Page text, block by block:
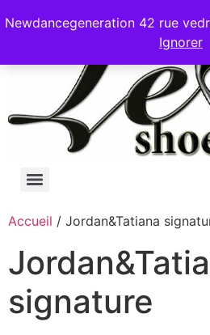
Newdancegeneration 42 rue
Ignorer
Accueil / Jordan&Tatiana
signature